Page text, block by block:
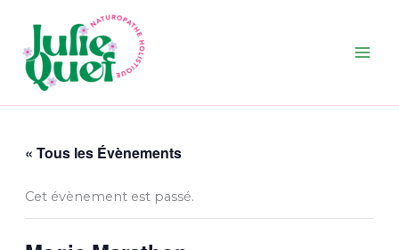
contenu
« Tous les Évènements
Cet évènement est passé.